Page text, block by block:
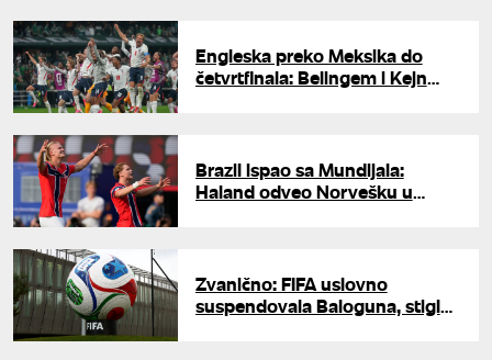
Engleska preko Meksika do
četvrtfinala: Belingem i Kejn
Brazil ispao sa Mundijala:
Haland odveo Norvešku u
Zvanično: FIFA uslovno
suspendovala Baloguna, stigla